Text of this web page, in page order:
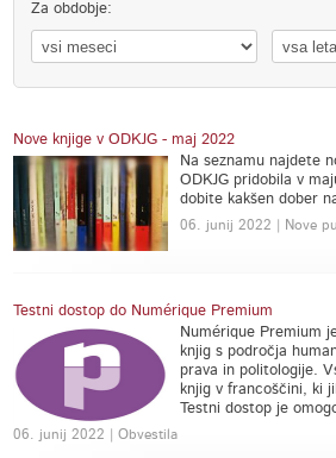
Za obdobje:
Nove knjige v ODKJG - maj 2022
Na seznamu najdete
ODKJG pridobila v
dobite kakšen dober
06. junij 2022 | Nove
Testni dostop do Numérique Premium
Numérique Premium
knjig s področja
prava in politologije.
knjig v francoščini, ki
Testni dostop je
06. junij 2022 | Obvestila